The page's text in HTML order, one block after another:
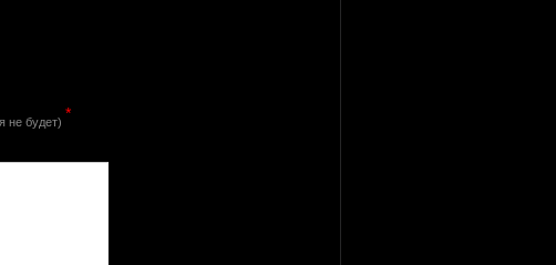
не будет) *